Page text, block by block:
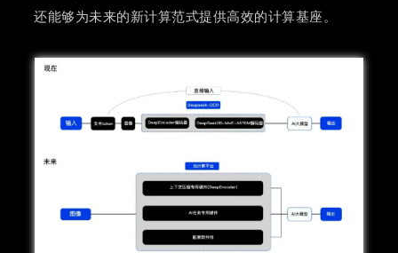
还能够为未来的新计算范式提供高效的计算基座。